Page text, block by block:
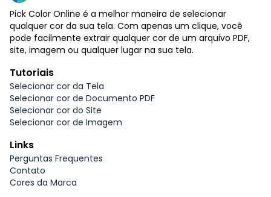
Pick Color Online é a melhor maneira de selecionar
qualquer cor da sua tela. Com apenas um clique, você
pode facilmente extrair qualquer cor de um arquivo PDF,
site, imagem ou qualquer lugar na sua tela.
Tutoriais
Selecionar cor da Tela
Selecionar cor de Documento PDF
Selecionar cor do Site
Selecionar cor de Imagem
Links
Perguntas Frequentes
Contato
Cores da Marca